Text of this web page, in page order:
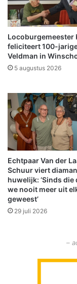
t
r
o
p
i
s
h
e
i
g
w
a
t
e
r
a
n
g
h
e
t
n
i
e
u
Locoburgemeester
feliciteert 100-
Veldman in
5 augustus 2026
Echtpaar Van der
Schuur viert
huwelijk: ‘Sinds die
we nooit meer uit
geweest’
29 juli 2026
–